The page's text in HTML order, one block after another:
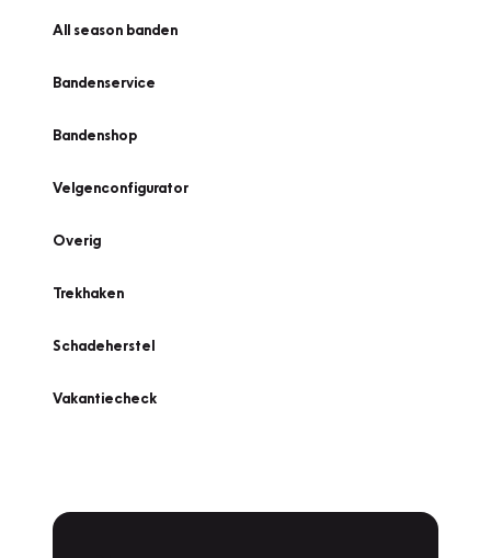
All season banden
Bandenservice
Bandenshop
Velgenconfigurator
Overig
Trekhaken
Schadeherstel
Vakantiecheck